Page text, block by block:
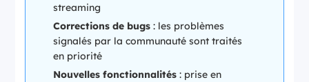
streaming
Corrections de bugs : les problèmes
signalés par la communauté sont traités
en priorité
Nouvelles fonctionnalités : prise en